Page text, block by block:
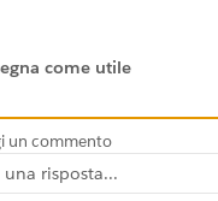
come utile
un commento
una risposta...